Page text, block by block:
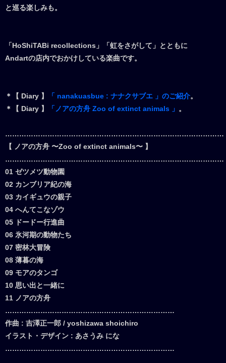
と巡る楽しみも。
「HoShiTABi recollections」「虹をさがして」とともに
Andartの店内でおかけしている楽曲です。
＊【 Diary 】 「 nanakuasbue : ナナクサブエ 」のご紹介。
＊【 Diary 】
「ノアの方舟 Zoo of extinct animals 」 。
…………………………………………………………………………………
【 ノアの方舟 〜Zoo of extinct animals〜 】
…………………………………………………………………………………
01 ゼツメツ動物園
02 カンブリア紀の海
03 カイギュウの親子
04 へんてこなゾウ
05 ドードー行進曲
06 氷河期の動物たち
07 密林大冒険
08 薄暮の海
09 モアのタンゴ
10 思い出と一緒に
11 ノアの方舟
………………………………………………………………
作曲 : 吉澤正一郎 / yoshizawa shoichiro
イラスト・デザイン : あさうみ にな
………………………………………………………………